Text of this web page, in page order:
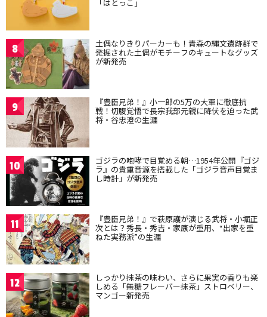
「はとっこ」
8 土偶なりきりパーカーも！青森の縄文遺跡群で
発掘された土偶がモチーフのキュートなグッズ
が新発売
9 『豊臣兄弟！』小一郎の5万の大軍に徹底抗
戦！切腹覚悟で長宗我部元親に降伏を迫った武
将・谷忠澄の生涯
10 ゴジラの咆哮で目覚める朝…1954年公開『ゴジ
ラ』の貴重音源を搭載した「ゴジラ音声目覚ま
し時計」が新発売
11 『豊臣兄弟！』で萩原護が演じる武将・小堀正
次とは？秀長・秀吉・家康が重用、“出家を重
ねた実務派”の生涯
12 しっかり抹茶の味わい、さらに果実の香りも楽
しめる「無糖フレーバー抹茶」ストロベリー、
マンゴー新発売